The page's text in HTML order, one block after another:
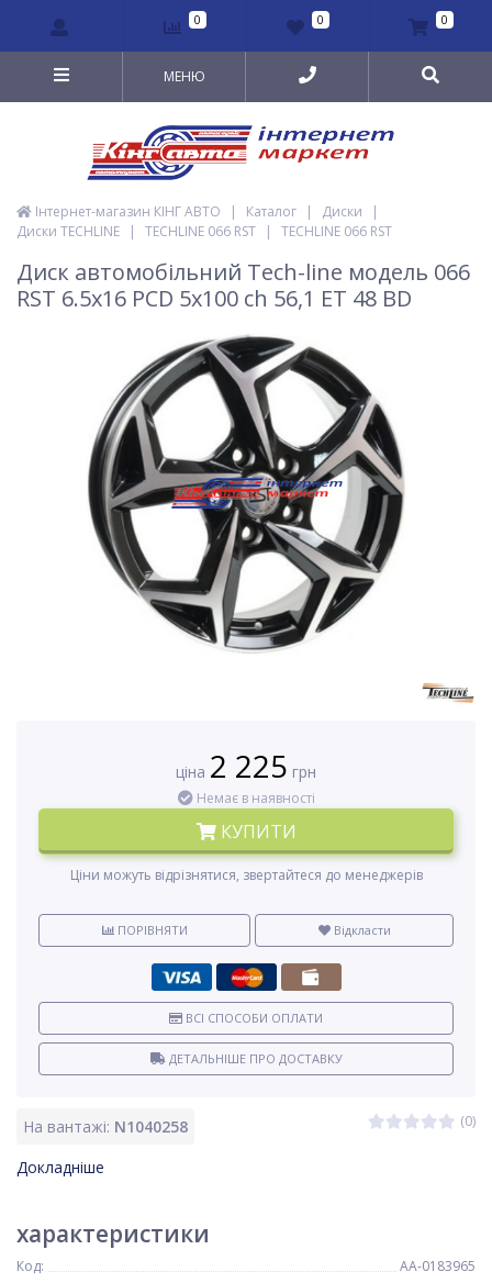
0 0 0
МЕНЮ
Інтернет-магазин КІНГ АВТО | Каталог | Диски
|
Диски TECHLINE
| TECHLINE 066 RST | TECHLINE 066 RST
Диск автомобільний Tech-line модель 066
RST 6.5х16 PCD 5x100 ch 56,1 ET 48 BD
На вантажі: N1040258 (0)
Докладніше
ціна 2 225 грн
Немає в наявності
КУПИТИ
Ціни можуть відрізнятися, звертайтеся до менеджерів
ПОРІВНЯТИ Відкласти
ВСІ СПОСОБИ ОПЛАТИ
ДЕТАЛЬНІШЕ ПРО ДОСТАВКУ
характеристики
Код:
AA-0183965